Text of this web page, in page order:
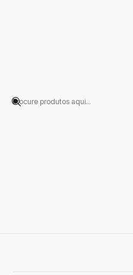
Na categoria de Baby
técnicas artesanais e de um